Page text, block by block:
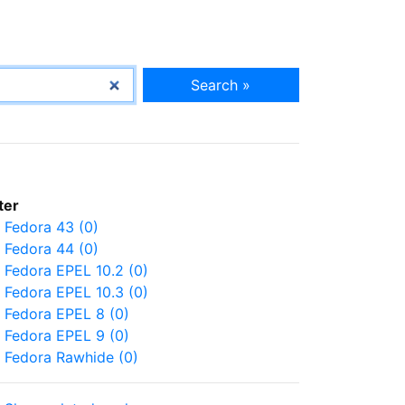
Search »
Fedora 43 (0)
Fedora 44 (0)
Fedora EPEL 10.2 (0)
Fedora EPEL 10.3 (0)
Fedora EPEL 8 (0)
Fedora EPEL 9 (0)
Fedora Rawhide (0)